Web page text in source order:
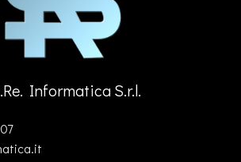
Informatica S.r.l.